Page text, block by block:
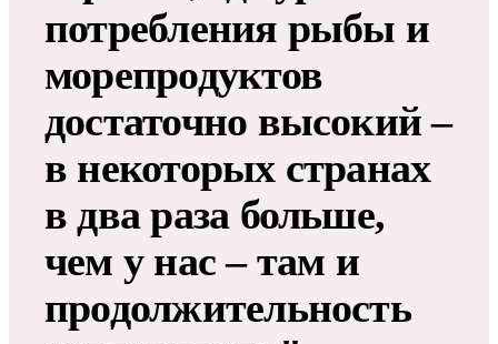
потребления рыбы и
морепродуктов
достаточно высокий –
в некоторых странах
в два раза больше,
чем у нас – там и
продолжительность